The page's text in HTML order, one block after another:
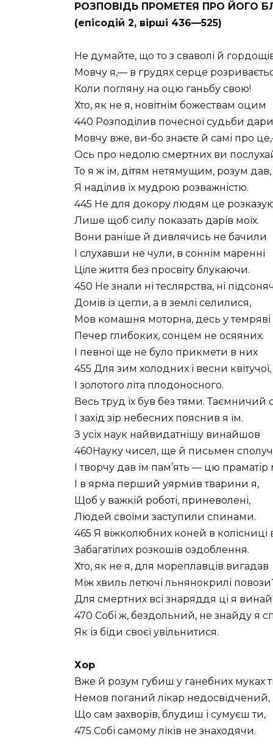
РОЗПОВІДЬ ПРОМЕТЕЯ ПРО ЙОГО
(епісодій 2, вірші 436—525)
Не думайте, що то з сваволі й
Мовчу я,— в грудях серце
Коли погляну на оцю ганьбу свою!
Хто, як не я, новітнім божествам оцим
440 Розподілив почесної судьби
Мовчу вже, ви-бо знаєте й самі про
Ось про недолю смертних ви
То я ж їм, дітям нетямущим, розум дав,
Я наділив їх мудрою розважністю.
445 Не для докору людям це
Лише щоб силу показать дарів моїх.
Вони раніше й дивлячись не бачили
І слухавши не чули, в соннім маренні
Ціле життя без просвіту блукаючи.
450 Не знали ні теслярства, ні
Домів із цегли, а в землі селилися,
Мов комашня моторна, десь у темряві
Печер глибоких, сонцем не осяяних.
І певної ще не було прикмети в них
455 Для зим холодних і весни квітучої,
І золотого літа плодоносного.
Весь труд їх був без тями. Таємничий
І захід зір небесних пояснив я їм.
З усіх наук найвидатнішу винайшов
460Науку чисел, ще й письмен
І творчу дав їм пам’ять — цю праматір
І в ярма перший уярмив тварини я,
Щоб у важкій роботі, приневолені,
Людей своїми заступили спинами.
465 Я віжколюбних коней в колісниці
Забагатілих розкошів оздоблення.
Хто, як не я, для мореплавців вигадав
Між хвиль летючі льнянокрилі
Для смертних всі знаряддя ці я
470 Собі ж, бездольний, не знайду я
Як із біди своєї увільнитися.
Хор
Вже й розум губиш у ганебних муках
Немов поганий лікар недосвідчений,
Що сам захворів, блудиш і сумуєш ти,
475 Собі самому ліків не знаходячи.